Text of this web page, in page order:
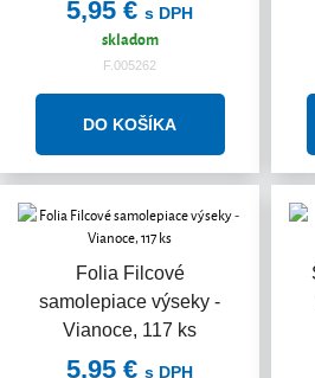
5,95 € s DPH
skladom
F.005262
Folia Filcové
samolepiace výseky -
Vianoce, 117 ks
5,95 € s DPH